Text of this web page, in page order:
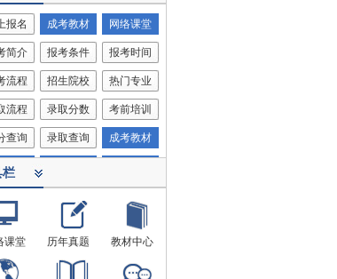
报名 成考教材 网络课堂
简介 报考条件 报考时间
流程 招生院校 热门专业
流程 录取分数 考前培训
查询 录取查询 成考教材
科目
栏
课堂 历年真题 教材中心